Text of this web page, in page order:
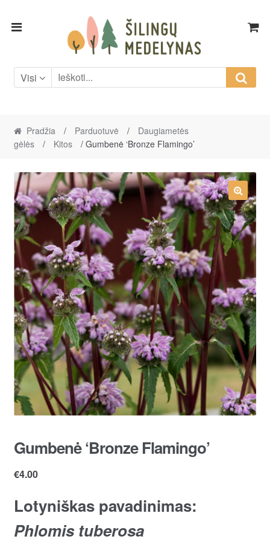
Skip
Skip
Visi
Pradžia / Parduotuvė /
Daugiametės
gėlės
/ Kitos / Gumbenė ‘Bronze Flamingo’
Gumbenė ‘Bronze Flamingo’
€4.00
Lotyniškas pavadinimas:
Phlomis tuberosa